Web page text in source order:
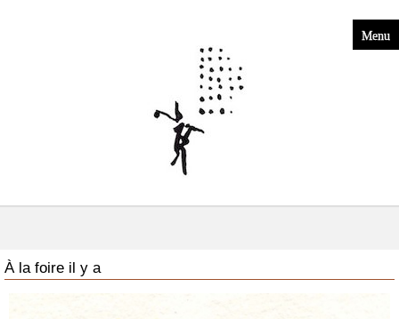
Menu
À la foire il y a